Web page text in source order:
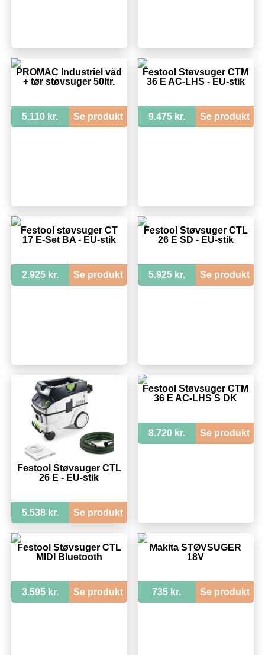
PROMAC Industriel våd
+ tør støvsuger 50ltr.
5.110 kr. Se produkt
Festool Støvsuger CTM
36 E AC-LHS - EU-stik
9.475 kr. Se produkt
Festool støvsuger CT
17 E-Set BA - EU-stik
2.925 kr. Se produkt
Festool Støvsuger CTL
26 E SD - EU-stik
5.925 kr. Se produkt
Festool Støvsuger CTL
26 E - EU-stik
5.538 kr. Se produkt
Festool Støvsuger CTM
36 E AC-LHS S DK
8.720 kr. Se produkt
Festool Støvsuger CTL
MIDI Bluetooth
3.595 kr. Se produkt
Makita STØVSUGER
18V
735 kr. Se produkt